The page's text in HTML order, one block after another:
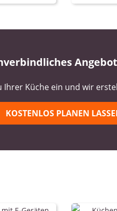
Ihrer Küche ein und wir
KOSTENLOS PLANEN